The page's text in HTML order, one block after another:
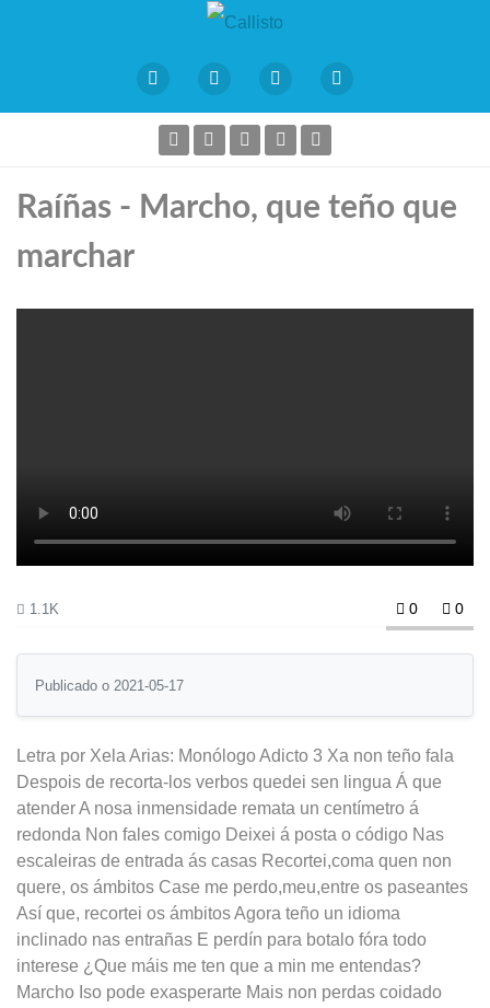
Raíñas - Marcho, que teño que
marchar
1.1K 0 0
Publicado o 2021-05-17
Letra por Xela Arias: Monólogo Adicto 3 Xa non teño fala
Despois de recorta-los verbos quedei sen lingua Á que
atender A nosa inmensidade remata un centímetro á
redonda Non fales comigo Deixei á posta o código Nas
escaleiras de entrada ás casas Recortei,coma quen non
quere, os ámbitos Case me perdo,meu,entre os paseantes
Así que, recortei os ámbitos Agora teño un idioma
inclinado nas entrañas E perdín para botalo fóra todo
interese ¿Que máis me ten que a min me entendas?
Marcho Iso pode exasperarte Mais non perdas coidado